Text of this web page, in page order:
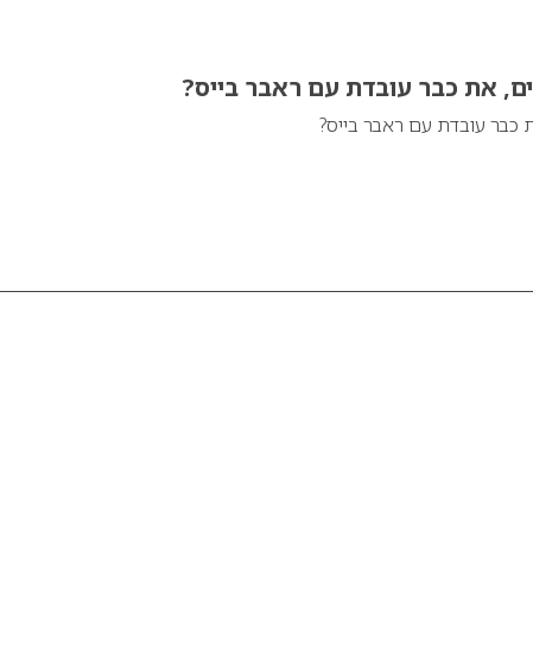
את כבר עובדת עם ראבר בייס?
כבר עובדת עם ראבר בייס?